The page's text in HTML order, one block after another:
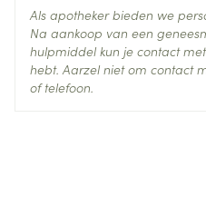
Als apotheker bieden we
Na aankoop van een
hulpmiddel kun je contact
hebt. Aarzel niet om contact
of telefoon.